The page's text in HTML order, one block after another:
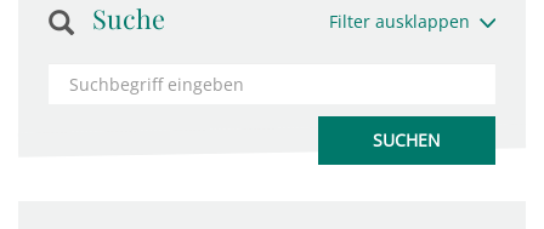
Suche Filter ausklappen